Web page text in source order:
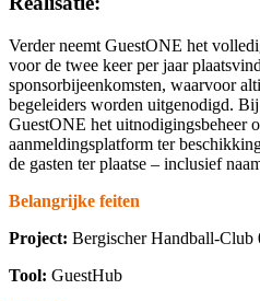
Verder neemt GuestONE het
voor de twee keer per jaar
sponsorbijeenkomsten, waarvoor
begeleiders worden uitgenodigd.
GuestONE het uitnodigingsbeheer
aanmeldingsplatform ter
de gasten ter plaatse – inclusief
Belangrijke feiten
Project: Bergischer Handball-Club
Tool: GuestHub